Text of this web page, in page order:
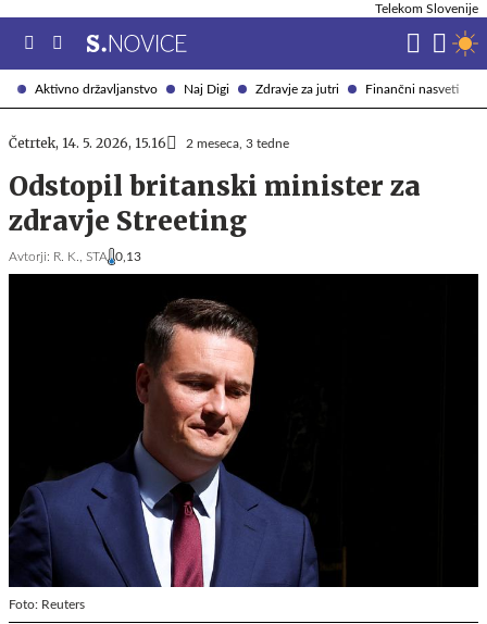
Aktivno državljanstvo Naj Digi Zdravje za jutri Finančni nasveti
Telekom Slovenije
Četrtek, 14. 5. 2026, 15.16 2 meseca, 3 tedne
Odstopil britanski minister za
zdravje Streeting
Avtorji: R. K., STA 0,13
Foto: Reuters